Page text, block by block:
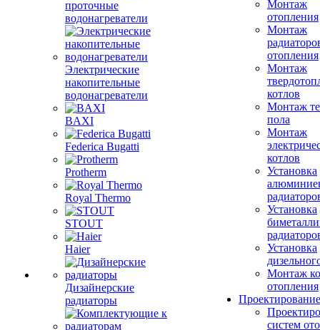
проточные
водонагреватели
Электрические
накопительные
водонагреватели
BAXI
Federica Bugatti
Protherm
Royal Thermo
STOUT
Haier
Дизайнерские
радиаторы
Монтаж
отопления
Монтаж
отопления
Монтаж
котлов
Монтаж
пола
Монтаж
котлов
Установка
Установка
Установка
Монтаж
отопления
Проектирование
систем